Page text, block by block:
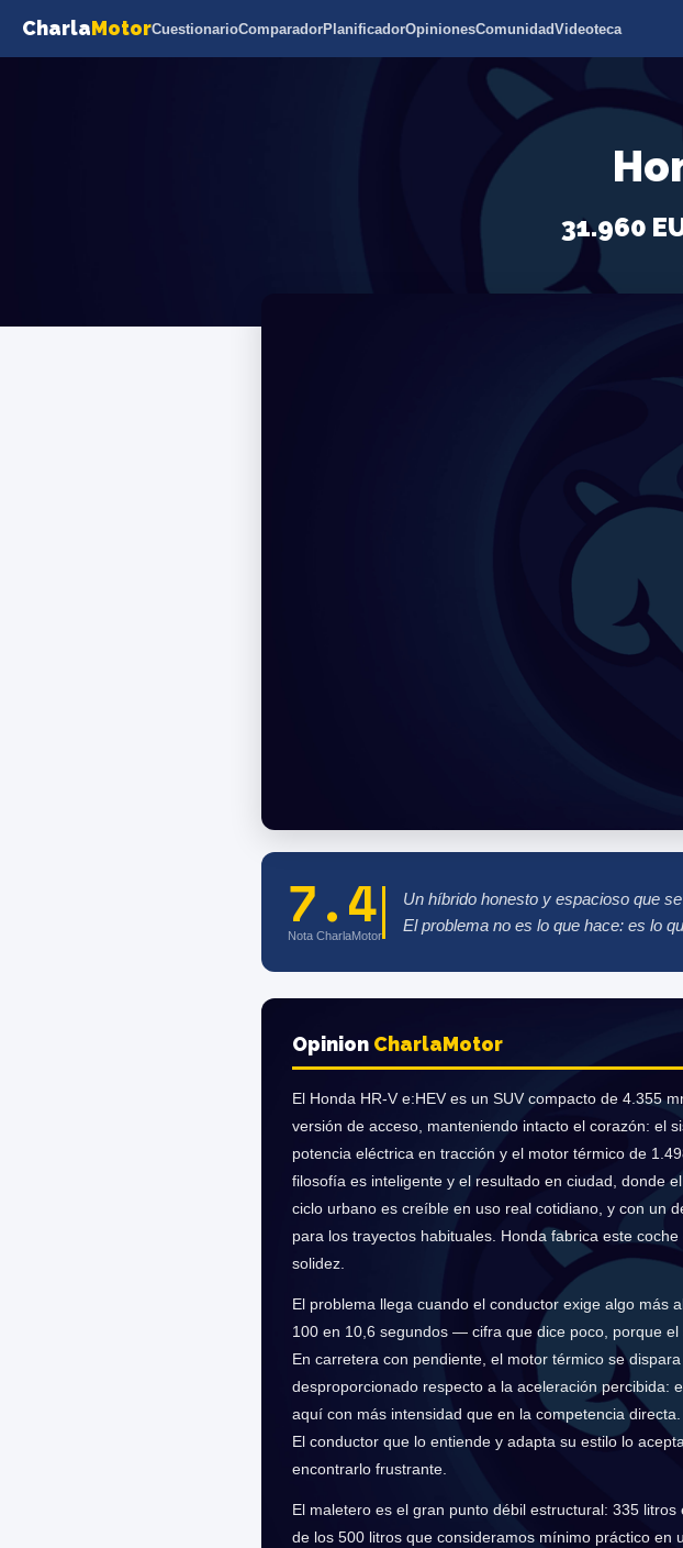
CharlaMotorCuestionarioComparadorPlanificadorOpinionesComunidadVideoteca
31.960
7.4
Nota CharlaMotor
Un híbrido honesto y espacioso que
El problema no es lo que hace: es lo
Opinion CharlaMotor
El Honda HR-V e:HEV es un SUV compacto de 4.355
versión de acceso, manteniendo intacto el corazón: el
potencia eléctrica en tracción y el motor térmico de
filosofía es inteligente y el resultado en ciudad, donde
ciclo urbano es creíble en uso real cotidiano, y con un
para los trayectos habituales. Honda fabrica este
solidez.
El problema llega cuando el conductor exige algo más
100 en 10,6 segundos — cifra que dice poco, porque
En carretera con pendiente, el motor térmico se
desproporcionado respecto a la aceleración percibida:
aquí con más intensidad que en la competencia
El conductor que lo entiende y adapta su estilo lo
encontrarlo frustrante.
El maletero es el gran punto débil estructural: 335
de los 500 litros que consideramos mínimo práctico en